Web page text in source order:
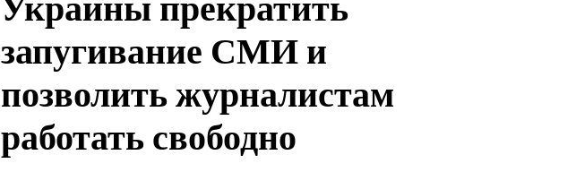
Украины прекратить
запугивание СМИ и
позволить журналистам
работать свободно